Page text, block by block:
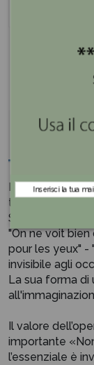
Descrizione
Il Salvadanaio
trova sul
Sulla nuvola vi
"On ne voit
pour les yeux" -
invisibile agli
La sua forma
Il valore
importante
l’essenziale è